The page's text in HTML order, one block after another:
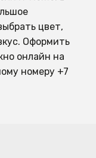
цвет,
Оформить
онлайн на
номеру +7